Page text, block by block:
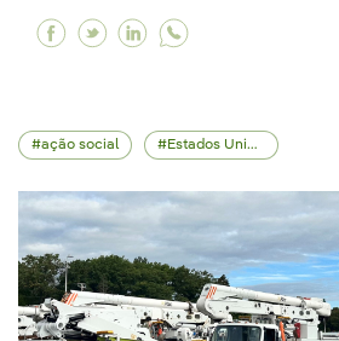
Facebook Iberdrola é
Twitter Iberdrola é
Linkedin
ação social Estados Unidos